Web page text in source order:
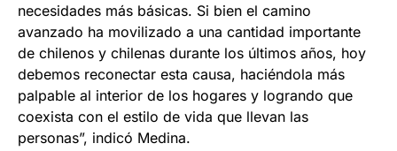
necesidades más básicas. Si bien el camino
avanzado ha movilizado a una cantidad importante
de chilenos y chilenas durante los últimos años, hoy
debemos reconectar esta causa, haciéndola más
palpable al interior de los hogares y logrando que
coexista con el estilo de vida que llevan las
personas”, indicó Medina.